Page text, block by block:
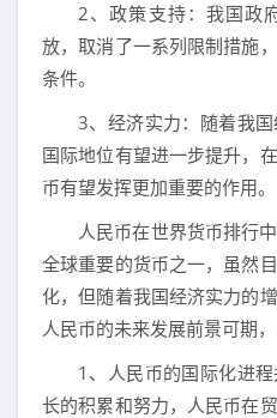
2、政策支持：我国政
放，取消了一系列限制措施
条件。
3、经济实力：随着我
国际地位有望进一步提升，
币有望发挥更加重要的作用。
人民币在世界货币排行
全球重要的货币之一，虽然
化，但随着我国经济实力的
人民币的未来发展前景可期
1、人民币的国际化进
长的积累和努力，人民币在